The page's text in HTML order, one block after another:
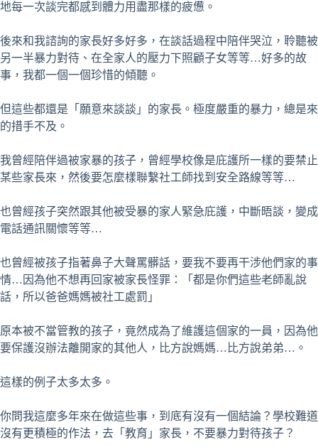
地每一次談完都感到體力用盡那樣的疲憊。
後來和我諮詢的家長好多好多，在談話過程中陪伴哭泣，聆聽被
另一半暴力對待、在全家人的壓力下照顧子女等等…好多的故
事，我都一個一個珍惜的傾聽。
但這些都還是「願意來談談」的家長。極度嚴重的暴力，總是來
的措手不及。
我曾經陪伴過被家暴的孩子，曾經學校像是庇護所一樣的要禁止
某些家長來，然後要怎麼樣聯繫社工師找到安全路線等等…
也曾經孩子突然跟其他被受暴的家人緊急庇護，中斷晤談，變成
電話通訊關懷等等…
也曾經被孩子指著鼻子大聲罵髒話，要我不要再干涉他們家的事
情…因為他不想再回家被家長怪罪：「都是你們這些老師亂說
話，所以爸爸媽媽被社工處罰」
原本被不當管教的孩子，竟然成為了維護這個家的一員，因為他
要保護沒辦法離開家的其他人，比方說媽媽…比方說弟弟…。
這樣的例子太多太多。
你問我這麼多年來在做這些事，到底有沒有一個結論？學校難道
沒有更積極的作法，去「教育」家長，不要暴力對待孩子？